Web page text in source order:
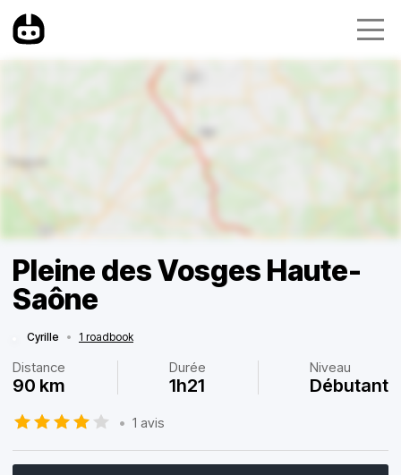
Pleine des Vosges Haute-
Saône
Cyrille • 1 roadbook
Distance
90 km
Durée
1h21
Niveau
Débutant
• 1 avis